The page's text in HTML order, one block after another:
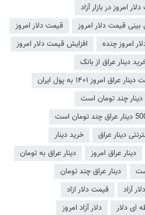
امروز در بازار آزاد
قیمت دلار امروز
قیمت دلار امروز
امروز چنده
افزایش قیمت دلار امروز
دینار عراق از بانک
عراق امروز ۱۴۰۱ به پول ایران
چند تومان است
دینار عراق
خرید دینار
دینار عراق امروز
دینار عراق به تومان
دینار عراق چند تومان
آزاد
قیمت دلار ازاد
ای دلار
دلار آزاد امروز